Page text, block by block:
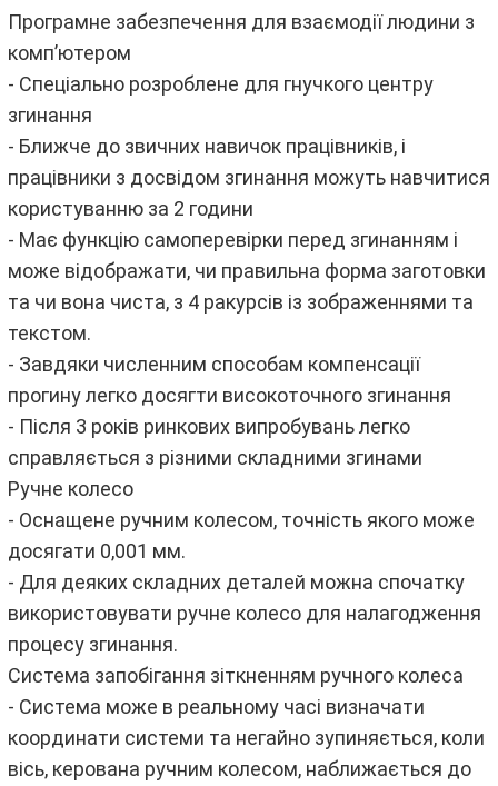
Програмне забезпечення для взаємодії людини з
комп’ютером
- Спеціально розроблене для гнучкого центру
згинання
- Ближче до звичних навичок працівників, і
працівники з досвідом згинання можуть навчитися
користуванню за 2 години
- Має функцію самоперевірки перед згинанням і
може відображати, чи правильна форма заготовки
та чи вона чиста, з 4 ракурсів із зображеннями та
текстом.
- Завдяки численним способам компенсації
прогину легко досягти високоточного згинання
- Після 3 років ринкових випробувань легко
справляється з різними складними згинами
Ручне колесо
- Оснащене ручним колесом, точність якого може
досягати 0,001 мм.
- Для деяких складних деталей можна спочатку
використовувати ручне колесо для налагодження
процесу згинання.
Система запобігання зіткненням ручного колеса
- Система може в реальному часі визначати
координати системи та негайно зупиняється, коли
вісь, керована ручним колесом, наближається до